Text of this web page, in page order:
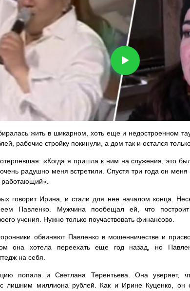
жить в шикарном, хоть еще и недостроенном
рабочие стройку покинули, а дом так и остался
«Когда я пришла к ним на служения, это
радушно меня встретили. Спустя три года он
говорит Ирина, и стали для нее началом конца.
Павленко. Мужчина пообещал ей, что
учения. Нужно только поучаствовать финансово.
обвиняют Павленко в мошенничестве и
она хотела переехать еще год назад, но
на себя.
попала и Светлана Терентьева. Она уверяет,
миллиона рублей. Как и Ирине Куценко, он